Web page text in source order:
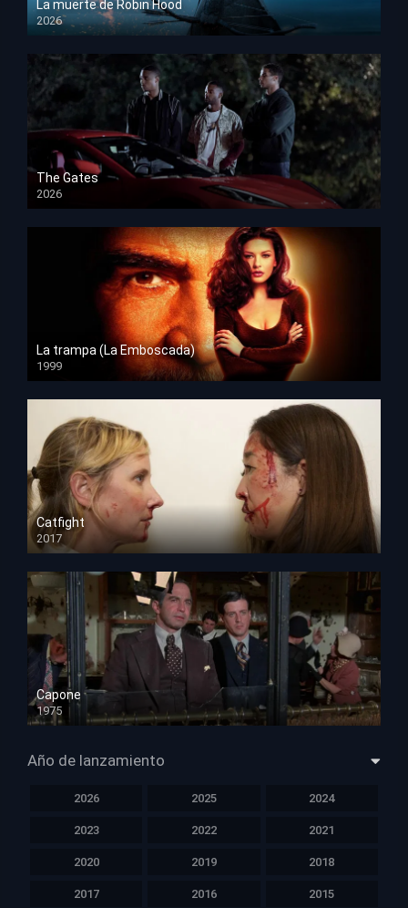
La muerte de Robin Hood
2026
HD 1080p
The Gates
2026
HD 1080p
La trampa (La Emboscada)
1999
HD 1080p
Catfight
2017
HD 720p
Capone
1975
HD 1080p
Año de lanzamiento
2026 2025 2024
2023 2022 2021
2020 2019 2018
2017 2016 2015